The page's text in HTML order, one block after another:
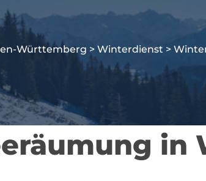
Württemberg > Winterdienst >
in